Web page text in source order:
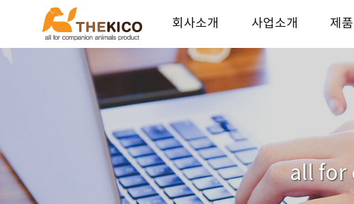
회사소개
더키코 회사소개
연혁
인재채용
사업소개
기업가치
제
반려
반려
반려동
all for